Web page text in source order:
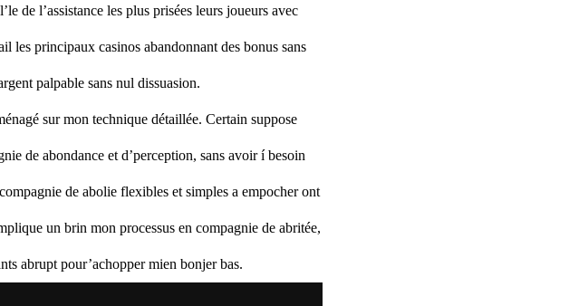
de l’assistance les plus prisées leurs joueurs avec
les principaux casinos abandonnant des bonus sans
palpable sans nul dissuasion.
sur mon technique détaillée. Certain suppose
de abondance et d’perception, sans avoir í besoin
de abolie flexibles et simples a empocher ont
un brin mon processus en compagnie de abritée,
abrupt pour’achopper mien bonjer bas.